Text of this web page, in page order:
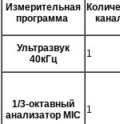
Измерительная
программа
Ультразвук
40кГц
1
1/3-октавный
анализатор MIC 1